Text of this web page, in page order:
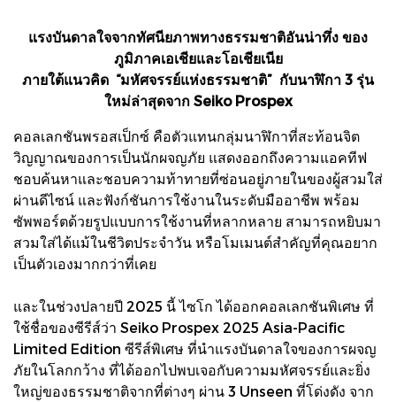
แรงบันดาลใจจากทัศนียภาพทางธรรมชาติอันน่าทึ่ง ของ
ภูมิภาคเอเชียและโอเชียเนีย
ภายใต้แนวคิด “มหัศจรรย์แห่งธรรมชาติ” กับนาฬิกา 3 รุ่น
ใหม่ล่าสุดจาก Seiko Prospex
คอลเลกชันพรอสเป็กซ์ คือตัวแทนกลุ่มนาฬิกาที่สะท้อนจิต
วิญญาณของการเป็นนักผจญภัย แสดงออกถึงความแอคทีฟ
ชอบค้นหาและชอบความท้าทายที่ซ่อนอยู่ภายในของผู้สวมใส่
ผ่านดีไซน์ และฟังก์ชันการใช้งานในระดับมืออาชีพ พร้อม
ซัพพอร์ตด้วยรูปแบบการใช้งานที่หลากหลาย สามารถหยิบมา
สวมใส่ได้แม้ในชีวิตประจำวัน หรือโมเมนต์สำคัญที่คุณอยาก
เป็นตัวเองมากกว่าที่เคย
และในช่วงปลายปี 2025 นี้ ไซโก ได้ออกคอลเลกชันพิเศษ ที่
ใช้ชื่อของซีรีส์ว่า Seiko Prospex 2025 Asia-Pacific
Limited Edition ซีรีส์พิเศษ ที่นำแรงบันดาลใจของการผจญ
ภัยในโลกกว้าง ที่ได้ออกไปพบเจอกับความมหัศจรรย์และยิ่ง
ใหญ่ของธรรมชาติจากที่ต่างๆ ผ่าน 3 Unseen ที่โด่งดัง จาก